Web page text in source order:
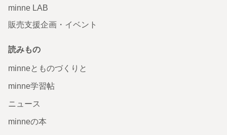
minne LAB
販売支援企画・イベント
読みもの
minneとものづくりと
minne学習帖
ニュース
minneの本